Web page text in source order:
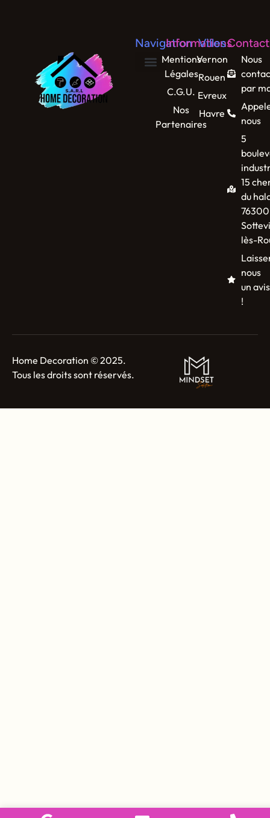
NavigationInformations
Mentions
Légales
C.G.U.
Nos
Partenaires
Villes
Vernon
Rouen
Evreux
Havre
Contact
Nous
par
nous
5
15
du
76300
lès-
nous
un avis
!
Home Decoration © 2025.
Tous les droits sont réservés.